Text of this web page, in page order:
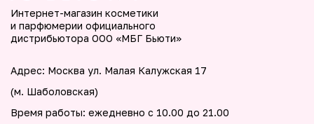
Интернет-магазин косметики
и парфюмерии официального
дистрибьютора ООО «МБГ Бьюти»
Адрес: Москва ул. Малая Калужская 17
(м. Шаболовская)
Время работы: ежедневно с 10.00 до 21.00